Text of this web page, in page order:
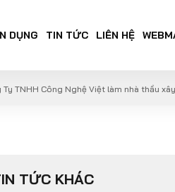
DỤNG TIN TỨC LIÊN HỆ
TNHH Công Nghệ Việt làm nhà thầu
TỨC KHÁC